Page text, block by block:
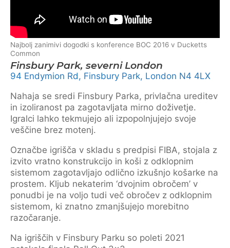
Najbolj zanimivi dogodki s konference BOC 2016 v Ducketts
Common
Finsbury Park, severni London
94 Endymion Rd, Finsbury Park, London N4 4LX
Nahaja se sredi Finsbury Parka, privlačna ureditev
in izoliranost pa zagotavljata mirno doživetje.
Igralci lahko tekmujejo ali izpopolnjujejo svoje
veščine brez motenj.
Označbe igrišča v skladu s predpisi FIBA, stojala z
izvito vratno konstrukcijo in koši z odklopnim
sistemom zagotavljajo odlično izkušnjo košarke na
prostem. Kljub nekaterim ‘dvojnim obročem’ v
ponudbi je na voljo tudi več obročev z odklopnim
sistemom, ki znatno zmanjšujejo morebitno
razočaranje.
Na igriščih v Finsbury Parku so poleti 2021